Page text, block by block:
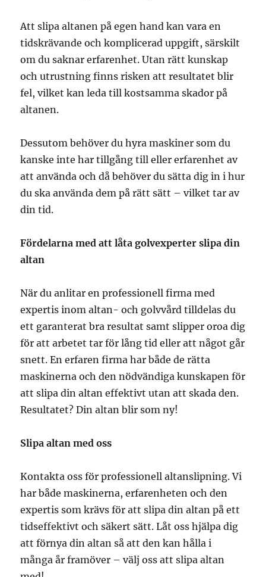
Att slipa altanen på egen hand kan vara en
tidskrävande och komplicerad uppgift, särskilt
om du saknar erfarenhet. Utan rätt kunskap
och utrustning finns risken att resultatet blir
fel, vilket kan leda till kostsamma skador på
altanen.
Dessutom behöver du hyra maskiner som du
kanske inte har tillgång till eller erfarenhet av
att använda och då behöver du sätta dig in i hur
du ska använda dem på rätt sätt – vilket tar av
din tid.
Fördelarna med att låta golvexperter slipa din
altan
När du anlitar en professionell firma med
expertis inom altan- och golvvård tilldelas du
ett garanterat bra resultat samt slipper oroa dig
för att arbetet tar för lång tid eller att något går
snett. En erfaren firma har både de rätta
maskinerna och den nödvändiga kunskapen för
att slipa din altan effektivt utan att skada den.
Resultatet? Din altan blir som ny!
Slipa altan med oss
Kontakta oss för professionell altanslipning. Vi
har både maskinerna, erfarenheten och den
expertis som krävs för att slipa din altan på ett
tidseffektivt och säkert sätt. Låt oss hjälpa dig
att förnya din altan så att den kan hålla i
många år framöver – välj oss att slipa altan